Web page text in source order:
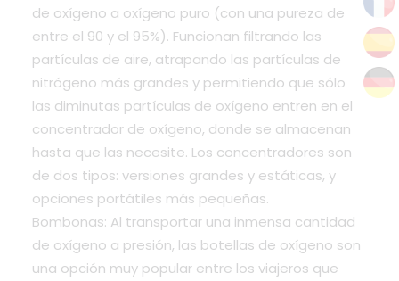
de oxígeno a oxígeno puro (con una pureza de
entre el 90 y el 95%). Funcionan filtrando las
partículas de aire, atrapando las partículas de
nitrógeno más grandes y permitiendo que sólo
las diminutas partículas de oxígeno entren en el
concentrador de oxígeno, donde se almacenan
hasta que las necesite. Los concentradores son
de dos tipos: versiones grandes y estáticas, y
opciones portátiles más pequeñas.
Bombonas: Al transportar una inmensa cantidad
de oxígeno a presión, las botellas de oxígeno son
una opción muy popular entre los viajeros que